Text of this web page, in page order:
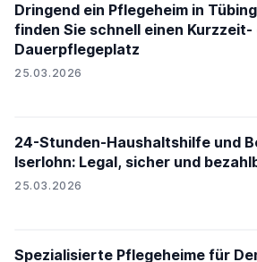
Dringend ein Pflegeheim in
finden Sie schnell einen Kurzzeit-
Dauerpflegeplatz
25.03.2026
24-Stunden-Haushaltshilfe und
Iserlohn: Legal, sicher und
25.03.2026
Spezialisierte Pflegeheime für